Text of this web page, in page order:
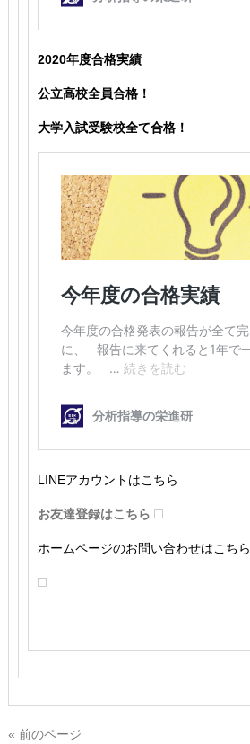
2020年度合格実績
公立高校全員合格！
大学入試受験校全て合格！
LINEアカウントはこちら
お友達登録はこちら
ホームページのお問い合わせはこちら
« 前のページ